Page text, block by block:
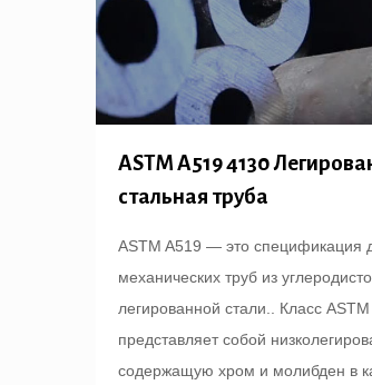
ASTM A519 4130
стальная труба
ASTM A519 — это спецификация
механических труб из
легированной стали.. Класс
представляет собой
содержащую хром и молибден в